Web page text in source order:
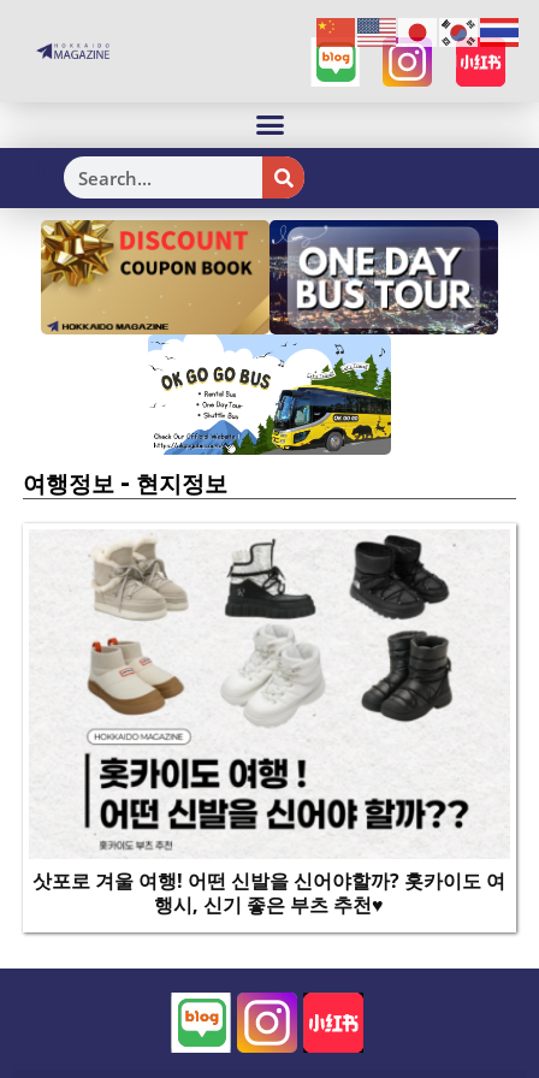
H
여행정보- 현지정보
삿포로 겨울 여행! 어떤 신발을 신어야할까? 홋카이도 여
행시, 신기 좋은 부츠 추천♥